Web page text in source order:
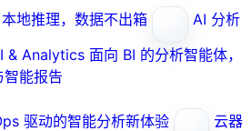
地推理，数据不出箱
AI 分析
& Analytics 面向 BI 的分析智能体，
能报告
驱动的智能分析新体验
云器